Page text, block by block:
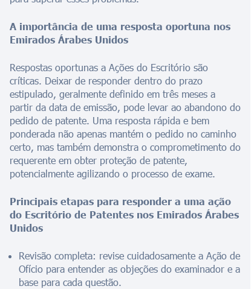
A importância de uma resposta oportuna nos
Emirados Árabes Unidos
Respostas oportunas a Ações do Escritório são
críticas. Deixar de responder dentro do prazo
estipulado, geralmente definido em três meses a
partir da data de emissão, pode levar ao abandono do
pedido de patente. Uma resposta rápida e bem
ponderada não apenas mantém o pedido no caminho
certo, mas também demonstra o comprometimento do
requerente em obter proteção de patente,
potencialmente agilizando o processo de exame.
Principais etapas para responder a uma ação
do Escritório de Patentes nos Emirados Árabes
Unidos
Revisão completa: revise cuidadosamente a Ação de
Ofício para entender as objeções do examinador e a
base para cada questão.